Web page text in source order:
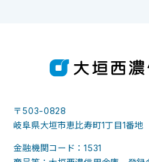
〒503-0828
岐阜県大垣市恵比寿町1丁目1番地
金融機関コード：1531